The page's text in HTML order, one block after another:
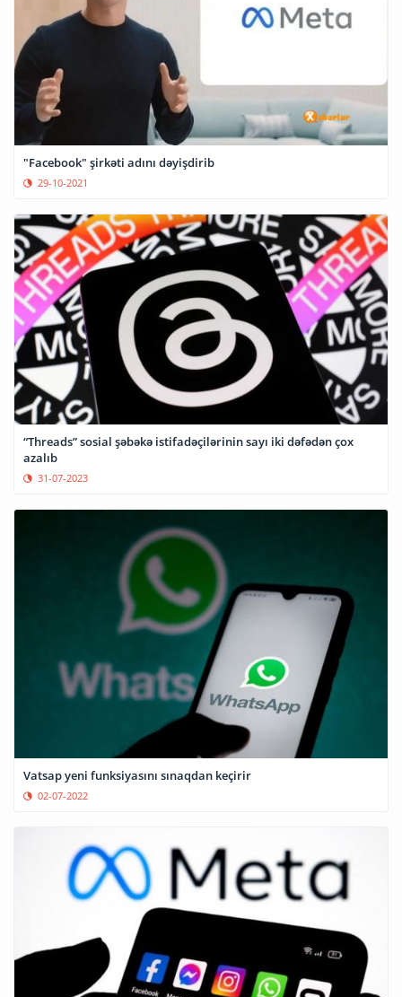
"Facebook" şirkəti adını dəyişdirib
29-10-2021
“Threads” sosial şəbəkə istifadəçilərinin sayı iki dəfədən çox
azalıb
31-07-2023
Vatsap yeni funksiyasını sınaqdan keçirir
02-07-2022